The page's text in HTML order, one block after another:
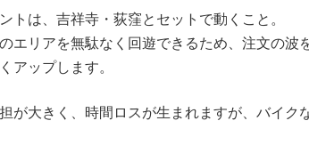
トは、吉祥寺・荻窪とセットで動くこと。
エリアを無駄なく回遊できるため、注文の波
アップします。
が大きく、時間ロスが生まれますが、バイク